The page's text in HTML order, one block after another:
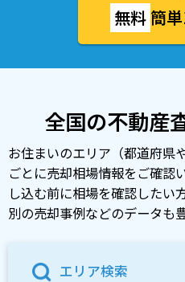
無料簡
全国の不動産
お住まいのエリア（都道府県
ごとに売却相場情報をご確認
し込む前に相場を確認したい
別の売却事例などのデータも
エリア検索